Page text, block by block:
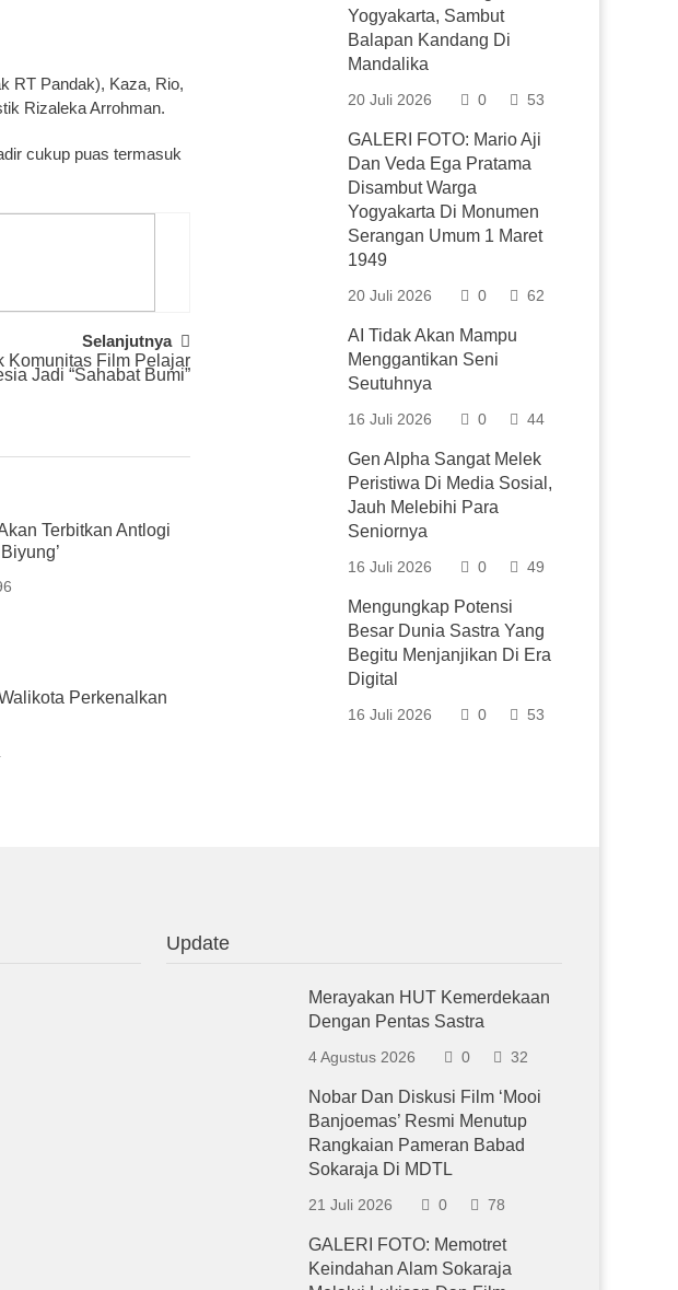
RT Pandak), Kaza, Rio,
Rizaleka Arrohman.
cukup puas termasuk
Selanjutnya
Komunitas Film Pelajar
Jadi “Sahabat Bumi”
Terbitkan Antlogi
Perkenalkan
Yogyakarta, Sambut
Balapan Kandang Di
Mandalika
20 Juli 2026 0 53
GALERI FOTO: Mario Aji
Dan Veda Ega Pratama
Disambut Warga
Yogyakarta Di Monumen
Serangan Umum 1 Maret
1949
20 Juli 2026 0 62
AI Tidak Akan Mampu
Menggantikan Seni
Seutuhnya
16 Juli 2026 0 44
Gen Alpha Sangat Melek
Peristiwa Di Media Sosial,
Jauh Melebihi Para
Seniornya
16 Juli 2026 0 49
Mengungkap Potensi
Besar Dunia Sastra Yang
Begitu Menjanjikan Di Era
Digital
16 Juli 2026 0 53
Update
Merayakan HUT Kemerdekaan
Dengan Pentas Sastra
4 Agustus 2026 0 32
Nobar Dan Diskusi Film ‘Mooi
Banjoemas’ Resmi Menutup
Rangkaian Pameran Babad
Sokaraja Di MDTL
21 Juli 2026 0 78
GALERI FOTO: Memotret
Keindahan Alam Sokaraja